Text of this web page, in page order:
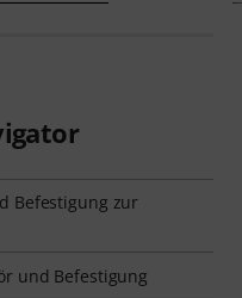
Befestigung zur
und Befestigung